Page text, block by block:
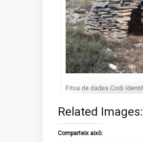
Related Images:
Comparteix això: